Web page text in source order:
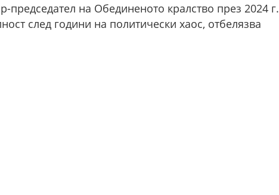
на Обединеното кралство през 2024 г.
след години на политически хаос, отбелязва